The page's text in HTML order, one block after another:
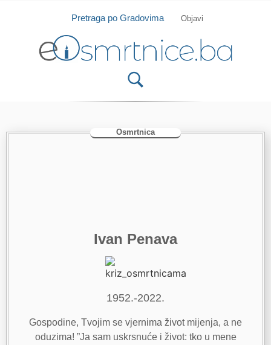
Isprobajte našu Android i IOS aplikaciju
Pretraga po Gradovima Objavi
Osmrtnica
Ivan Penava
1952.-2022.
Gospodine, Tvojim se vjernima život mijenja, a ne
oduzima! ”Ja sam uskrsnuće i život: tko u mene